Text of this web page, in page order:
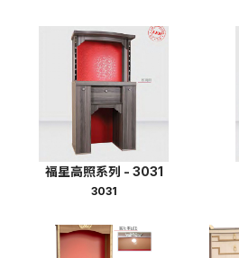
福星高照系列 - 3031
3031